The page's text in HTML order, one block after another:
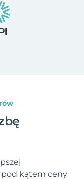
pod kątem ceny